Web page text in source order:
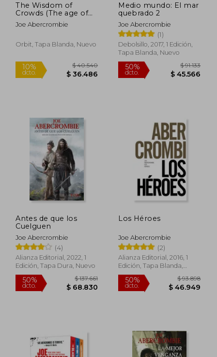
50%
dcto. $ 63.689
10%
dcto.
The Wisdom of
Crowds (The age of
Madness, 3) (en
Inglés)
Joe Abercrombie
Orbit, Tapa Blanda, Nuevo
Medio mundo: El mar
quebrado 2
Joe Abercrombie
(1)
Debolsillo, 2017, 1 Edición,
Tapa Blanda, Nuevo
Antes de que los
Cuelguen
Joe Abercrombie
(4)
Alianza Editorial, 2022, 1
Edición, Tapa Dura, Nuevo
Los Héroes
Joe Abercrombie
(2)
Alianza Editorial, 2016, 1
Edición, Tapa Blanda,
Nuevo